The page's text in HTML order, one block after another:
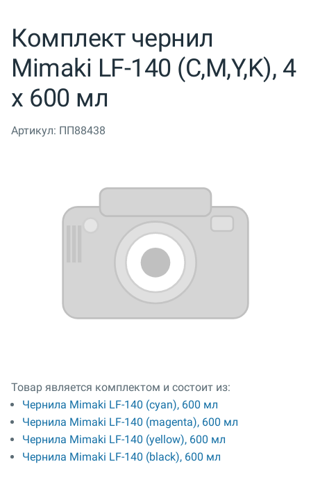
Комплект чернил
Mimaki LF-140 (C,M,Y,K), 4
x 600 мл
Артикул: ПП88438
Товар является комплектом и состоит из:
Чернила Mimaki LF-140 (cyan), 600 мл
Чернила Mimaki LF-140 (magenta), 600 мл
Чернила Mimaki LF-140 (yellow), 600 мл
Чернила Mimaki LF-140 (black), 600 мл